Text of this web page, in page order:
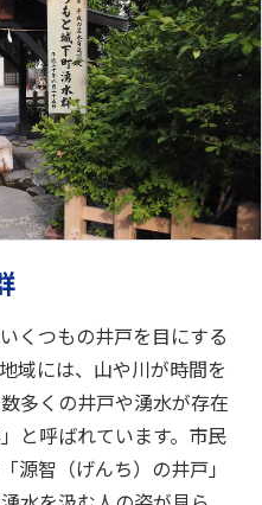
くつもの井戸を目にする
域には、山や川が時間を
多くの井戸や湧水が存在
と呼ばれています。市民
源智（げんち）の井戸」